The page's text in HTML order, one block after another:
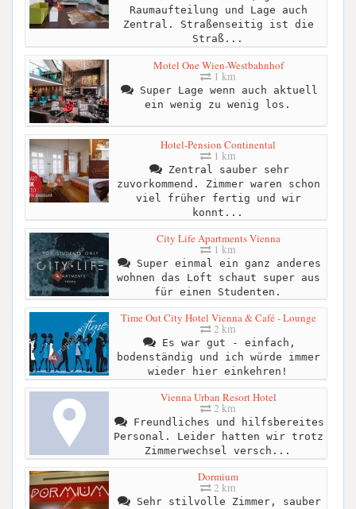
Raumaufteilung und Lage auch
Zentral. Straßenseitig ist die
Straß...
Motel One Wien-Westbahnhof
1 km
Super Lage wenn auch aktuell
ein wenig zu wenig los.
Hotel-Pension Continental
1 km
Zentral sauber sehr
zuvorkommend. Zimmer waren schon
viel früher fertig und wir
konnt...
City Life Apartments Vienna
1 km
Super einmal ein ganz anderes
wohnen das Loft schaut super aus
für einen Studenten.
Time Out City Hotel Vienna & Café - Lounge
2 km
Es war gut - einfach,
bodenständig und ich würde immer
wieder hier einkehren!
Vienna Urban Resort Hotel
2 km
Freundliches und hilfsbereites
Personal. Leider hatten wir trotz
Zimmerwechsel versch...
Dormium
2 km
Sehr stilvolle Zimmer, sauber